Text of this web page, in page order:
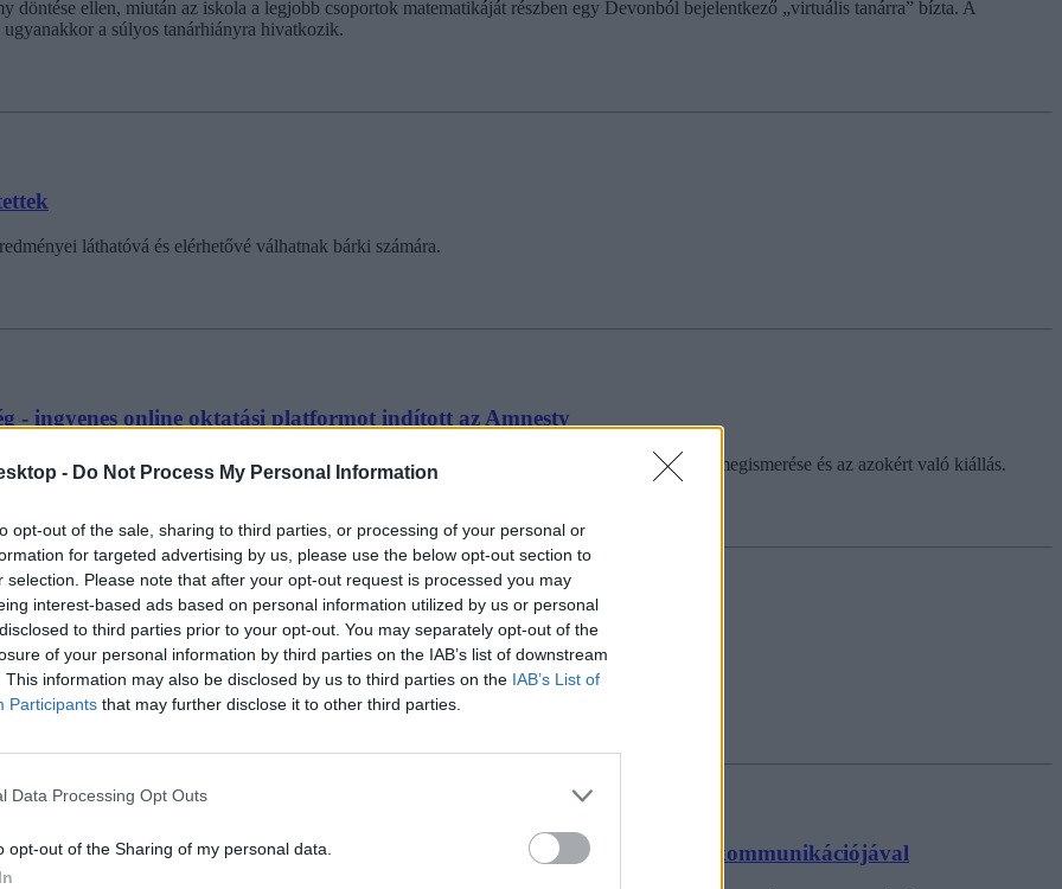
- Do Not Process My Personal Information
opt-out of the sale, sharing to third parties, or processing of your personal or
for targeted advertising by us, please use the below opt-out section to
selection. Please note that after your opt-out request is processed you may
interest-based ads based on personal information utilized by us or personal
to third parties prior to your opt-out. You may separately opt-out of the
of your personal information by third parties on the IAB’s list of downstream
This information may also be disclosed by us to third parties on the IAB’s List of
Participants that may further disclose it to other third parties.
Data Processing Opt Outs
opt-out of the Sharing of my personal data.
ellen, miután az iskola a legjobb csoportok matematikáját részben egy Devonból bejelentkező „virtuális tanárra” bízta. A
a súlyos tanárhiányra hivatkozik.
láthatóvá és elérhetővé válhatnak bárki számára.
- ingyenes online oktatási platformot indított az Amnesty
az iskolákban nem tanítják a diákokat. Ezek között szerepel a bullying, az emberi jogok megismerése és az azokért való kiállás.
is lehetőség lesz
iskolájában 2024. szeptemberétől.
ahogy az óra van" - a szülők sem mindig elégedettek a pedagógusok kommunikációjával